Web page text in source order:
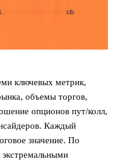
ключевых метрик,
объемы торгов,
опционов пут/колл,
Каждый
значение. По